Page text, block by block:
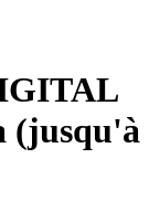
(jusqu'à